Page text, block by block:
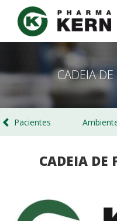
Passar
para
CADEIA
Pacientes
CADEIA DE